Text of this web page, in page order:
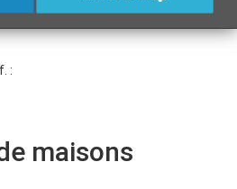
:
maisons